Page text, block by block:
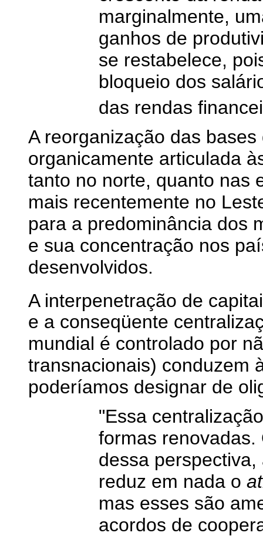
marginalmente,
ganhos de
se restabelece,
bloqueio dos
das rendas
A reorganização das
organicamente articulada
tanto no norte, quanto nas
mais recentemente no
para a predominância dos
e sua concentração nos
desenvolvidos.
A interpenetração de
e a conseqüente
mundial é controlado por
transnacionais) conduzem
poderíamos designar de
"Essa
formas
dessa
reduz em nada o
mas esses são
acordos de